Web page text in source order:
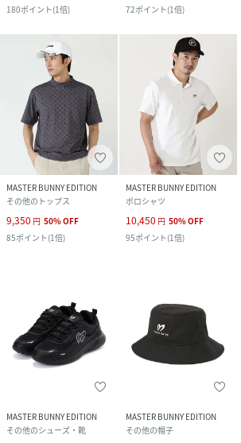
180ポイント(1倍)
72ポイント(1倍)
MASTER BUNNY EDITION
その他のトップス
9,350 円 50%OFF
85ポイント(1倍)
MASTER BUNNY EDITION
ポロシャツ
10,450 円 50%OFF
95ポイント(1倍)
MASTER BUNNY EDITION
その他のシューズ・靴
MASTER BUNNY EDITION
その他の帽子